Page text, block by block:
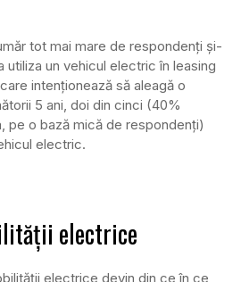
tot mai mare de respondenţi şi-
utiliza un vehicul electric în leasing
intenţionează să aleagă o
5 ani, doi din cinci (40%
pe o bază mică de respondenţi)
electric.
electrice
electrice devin din ce în ce